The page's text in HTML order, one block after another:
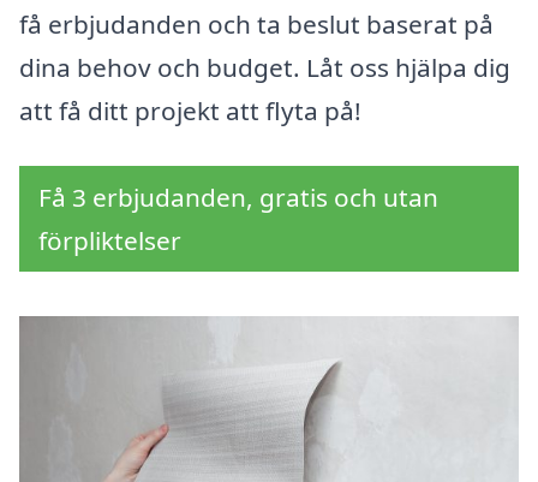
få erbjudanden och ta beslut baserat på
dina behov och budget. Låt oss hjälpa dig
att få ditt projekt att flyta på!
Få 3 erbjudanden, gratis och utan
förpliktelser